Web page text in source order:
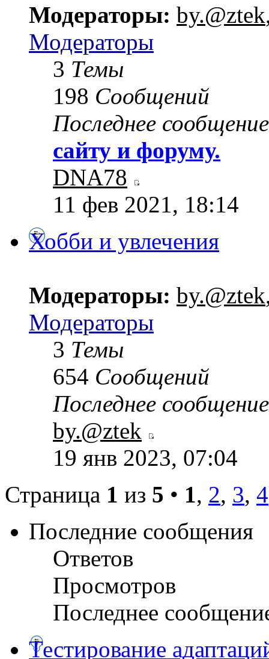
Модераторы: by.@ztek
Модераторы
3 Темы
198 Сообщений
Последнее сообщение
сайту и форуму.
DNA78
11 фев 2021, 18:14
Хобби и увлечения
Модераторы: by.@ztek
Модераторы
3 Темы
654 Сообщений
Последнее сообщение
by.@ztek
19 янв 2023, 07:04
Страница 1 из 5 • 1, 2, 3, 4
Последние сообщения
Ответов
Просмотров
Последнее
Тестирование